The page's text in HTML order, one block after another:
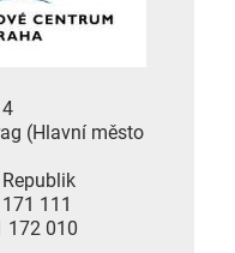
(Hlavní město
111
172 010